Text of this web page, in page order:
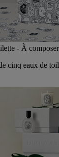
- À composer
cinq eaux de